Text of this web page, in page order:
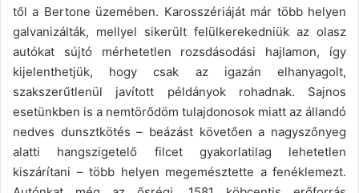
től a Bertone üzemében. Karosszériáját már több helyen
galvanizálták, mellyel sikerült felülkerekedniük az olasz
autókat sújtó mérhetetlen rozsdásodási hajlamon, így
kijelenthetjük, hogy csak az igazán elhanyagolt,
szakszerűtlenül javított példányok rohadnak. Sajnos
esetünkben is a nemtörődöm tulajdonosok miatt az állandó
nedves dunsztkötés – beázást követően a nagyszőnyeg
alatti hangszigetelő filcet gyakorlatilag lehetetlen
kiszárítani – több helyen megemésztette a fenéklemezt.